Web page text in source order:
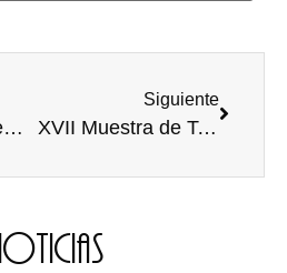
Eventos de la semana en la UBU 18-24 Abril
Siguiente
XVII Muestra de Teatro Universitario 2016